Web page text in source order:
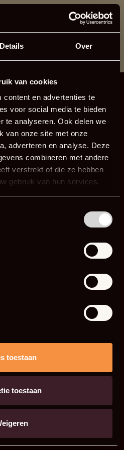
Details Over
van cookies
content en advertenties te
voor social media te bieden
te analyseren. Ook delen we
van onze site met onze
adverteren en analyse. Deze
combineren met andere
verstrekt of die ze hebben
gebruik van hun services.
toestaan
toestaan
en maintenance.
vous pouvez nous
ou nous envoyer un e-